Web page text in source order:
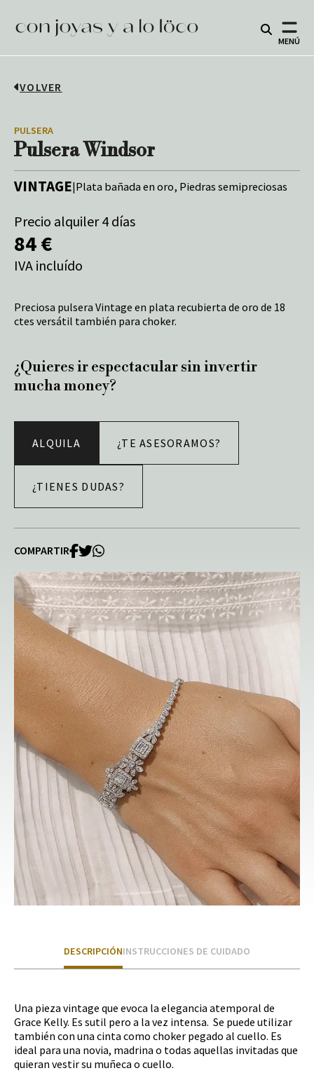
MENÚ
VOLVER
PULSERA
Pulsera Windsor
VINTAGE|Plata bañada en oro, Piedras semipreciosas
Precio alquiler 4 días
84 €
IVA incluído
Preciosa pulsera Vintage en plata recubierta de oro de 18
ctes versátil también para choker.
¿Quieres ir espectacular sin invertir
mucha money?
ALQUILA ¿TE ASESORAMOS?
¿TIENES DUDAS?
COMPARTIR
DESCRIPCIÓNINSTRUCCIONES DE CUIDADO
Una pieza vintage que evoca la elegancia atemporal de
Grace Kelly. Es sutil pero a la vez intensa. Se puede utilizar
también con una cinta como choker pegado al cuello. Es
ideal para una novia, madrina o todas aquellas invitadas que
quieran vestir su muñeca o cuello.